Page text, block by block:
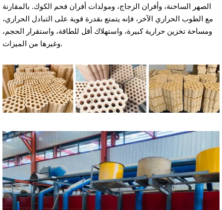
الصهر الساخنة، وأفران الزجاج، ومولدات أفران فحم الكوك. بالمقارنة
مع الطوب الحراري الآخر، فإنه يتمتع بقدرة قوية على التبادل الحراري،
ومساحة تخزين حرارية كبيرة، واستهلاك أقل للطاقة، واستقرار الحجم،
وغيرها من الميزات.